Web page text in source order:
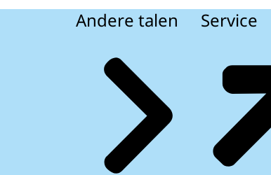
Andere talen Service